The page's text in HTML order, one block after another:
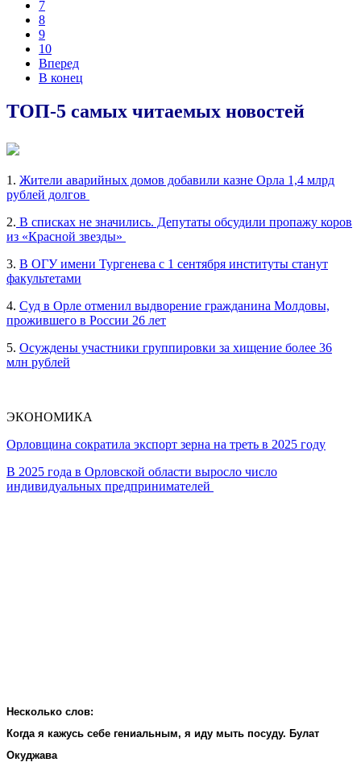
7
8
9
10
Вперед
В конец
ТОП-5 самых читаемых новостей
1. Жители аварийных домов добавили казне Орла 1,4 млрд
рублей долгов
2. В списках не значились. Депутаты обсудили пропажу коров
из «Красной звезды»
3. В ОГУ имени Тургенева с 1 сентября институты станут
факультетами
4. Суд в Орле отменил выдворение гражданина Молдовы,
прожившего в России 26 лет
5. Осуждены участники группировки за хищение более 36
млн рублей
ЭКОНОМИКА
Орловщина сократила экспорт зерна на треть в 2025 году
В 2025 года в Орловской области выросло число
индивидуальных предпринимателей
Несколько слов:
Когда я кажусь себе гениальным, я иду мыть посуду. Булат
Окуджава